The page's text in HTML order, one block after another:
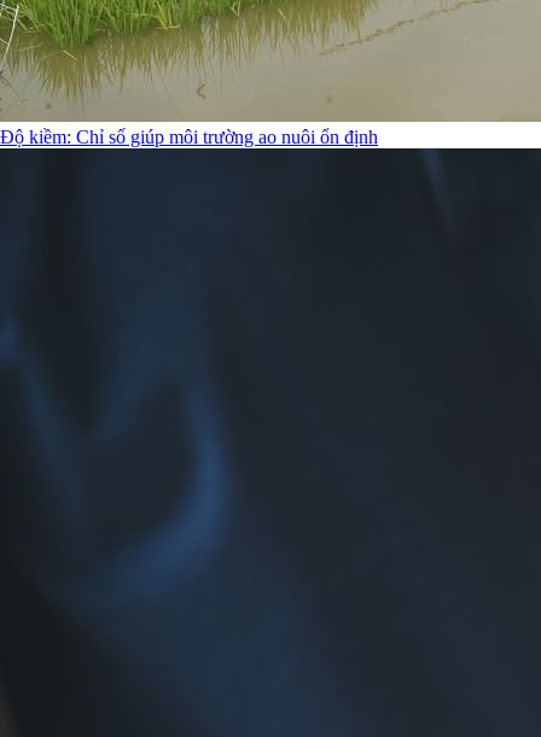
Độ kiềm: Chỉ số giúp môi trường ao nuôi ổn định